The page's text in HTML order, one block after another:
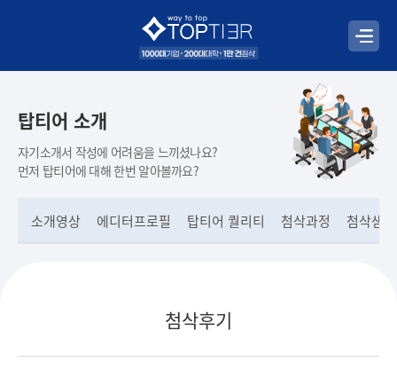
탑티어 소개
자기소개서 작성에 어려움을 느끼셨나요?
먼저 탑티어에 대해 한번 알아볼까요?
소개영상 에디터프로필 탑티어 퀄리티 첨삭과정 첨삭샘플
첨삭후기